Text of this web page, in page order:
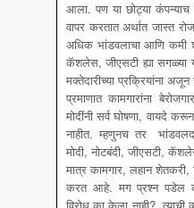
आला. पण या छोट्या
वापर करतात अर्थात जास्त
अधिक भांडवलाचा आणि कमी
कॅशलेस, जीएसटी ह्या सगळ्या
मक्तेदारीच्या प्रक्रियांना
प्रमाणात कामगारांना
मोदींनी सर्व घोषणा, वायदे
नाहीत. म्हणुनच तर
मोदी, नोटबंदी, जीएसटी,
मात्र कामगार, लहान शेतकरी,
करत आहे. मग प्रश्न पडेल